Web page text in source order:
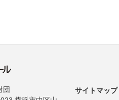
団
サイトマップ